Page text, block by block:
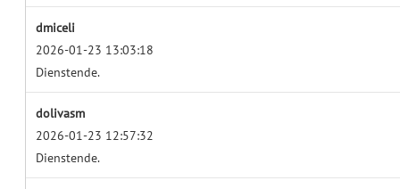
dmiceli
2026-01-23 13:03:18
Dienstende.
dolivasm
2026-01-23 12:57:32
Dienstende.